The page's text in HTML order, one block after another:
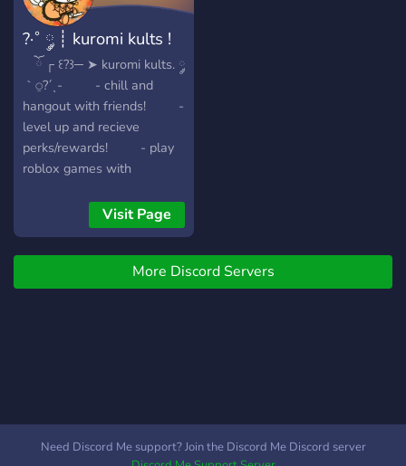
?·˚ ༘ ┊ kuromi kults !
ˊˎ -
⠀ ོ ┌ ꒰?꒱─ ➤ kuromi kults. ༘
｀⍜?´ˎ- - chill and
hangout with friends! -
level up and recieve
perks/rewards! - play
roblox games with
play around with the bots!
- decorate your profile
with cute roles. ⌾๑ˊૢ?
ᵕˋૢ๑ └──» ✎ ?。
─⌽
Visit Page
More Discord Servers
Need Discord Me support? Join the Discord Me Discord server